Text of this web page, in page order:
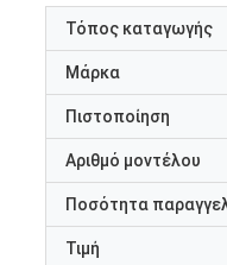
Τόπος καταγωγής
Μάρκα
Πιστοποίηση
Αριθμό μοντέλου
Ποσότητα
Τιμή